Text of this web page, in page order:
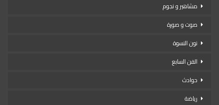
مشاهير و نجوم
صوت و صورة
نون النسوة
الفن السابع
حوادث
رياضة